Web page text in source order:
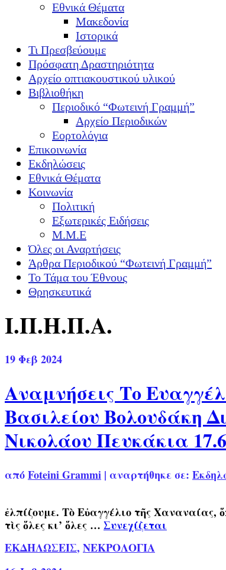
Εθνικά Θέματα
Μακεδονία
Ιστορικά
Τι Πρεσβεύουμε
Πρόσφατη Δραστηριότητα
Αρχείο οπτιακουστικού υλικού
Βιβλιοθήκη
Περιοδικό “Φωτεινή Γραμμή”
Αρχείο Περιοδικών
Εορτολόγια
Επικοινωνία
Εκδηλώσεις
Εθνικά Θέματα
Κοινωνία
Πολιτική
Εξωτερικές Ειδήσεις
Μ.Μ.Ε
Όλες οι Αναρτήσεις
Άρθρα Περιοδικού “Φωτεινή Γραμμή”
Το Τάμα του Έθνους
Θρησκευτικά
Ι.Π.Η.Π.Α.
19Φεβ 2024
Αναμνήσεις Το
Βασιλείου Βολουδάκη
Νικολάου Πευκάκια
απόFoteini Grammi | αναρτήθηκε σε:
19.2.2024 Συνεχίζουμε
ἐλπίζουμε. Τὸ Εὐαγγέλιο τῆς Χαναναίας,
τὶς ὅλες κι’ ὅλες … Συνεχίζεται
ΕΚΔΗΛΩΣΕΙΣ, ΝΕΚΡΟΛΟΓΙΑ